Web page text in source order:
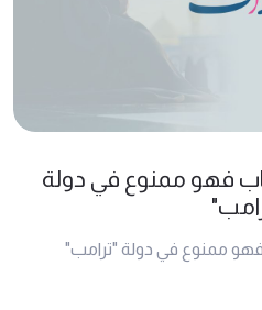
فهو ممنوع في دولة
ممنوع في دولة "ترامب"